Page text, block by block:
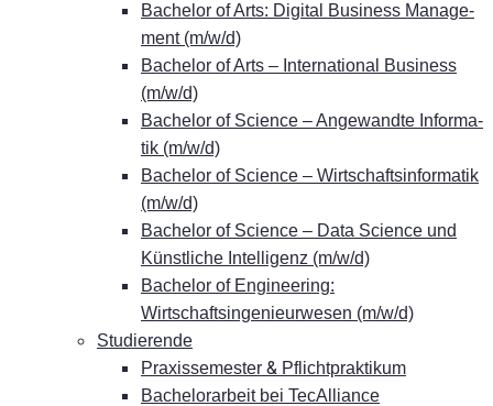
Ba­che­lor of Arts: Di­gi­tal Busi­ness Ma­nage­
ment (m/w/d)
Ba­che­lor of Arts – In­ter­na­tio­nal Busi­ness
(m/w/d)
Ba­che­lor of Sci­ence – An­ge­wand­te In­for­ma­
tik (m/w/d)
Ba­che­lor of Sci­ence – Wirt­schafts­in­for­ma­tik
(m/w/d)
Ba­che­lor of Sci­ence – Data Sci­ence und
Künst­li­che In­tel­li­genz (m/w/d)
Ba­che­lor of En­gi­nee­ring:
Wirtschaftsingenieurwesen (m/w/d)
Stu­die­ren­de
Pra­xis­se­mes­ter & Pflichtpraktikum
Ba­che­lor­ar­beit bei TecAlliance